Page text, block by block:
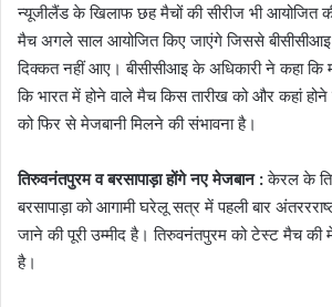
न्यूजीलैंड के खिलाफ छह मैचों की सीरीज भी आयोजित
मैच अगले साल आयोजित किए जाएंगे जिससे बीसीसीआइ
दिक्कत नहीं आए। बीसीसीआइ के अधिकारी ने कहा
कि भारत में होने वाले मैच किस तारीख को और कहां
को फिर से मेजबानी मिलने की संभावना है।
तिरुवनंतपुरम व बरसापाड़ा होंगे नए मेजबान :केरल के
बरसापाड़ा को आगामी घरेलू सत्र में पहली बार
जाने की पूरी उम्मीद है। तिरुवनंतपुरम को टेस्ट मैच की
है।